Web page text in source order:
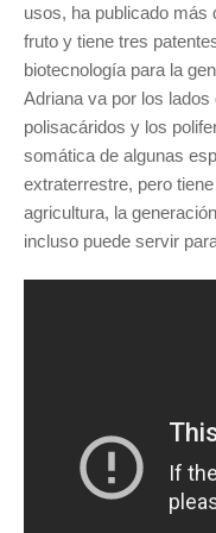
usos, ha publicado más
fruto y tiene tres
biotecnología para la
Adriana va por los
polisacáridos y los
somática de algunas
extraterrestre, pero
agricultura, la
incluso puede servir